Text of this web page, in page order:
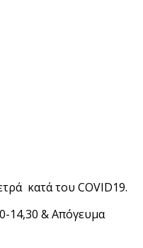
κατά του COVID19.
14,30 & Απόγευμα